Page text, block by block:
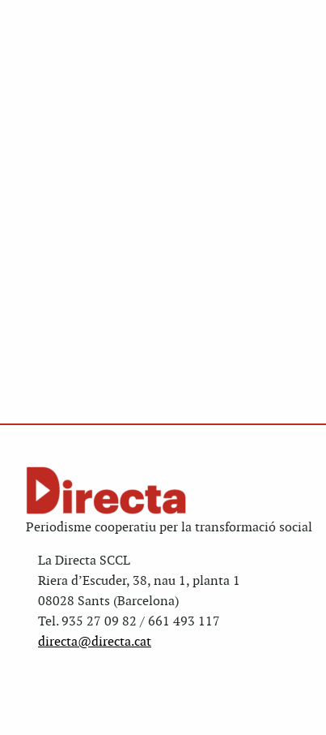
Periodisme cooperatiu per la transformació social
La Directa SCCL
Riera d’Escuder, 38, nau 1, planta 1
08028 Sants (Barcelona)
Tel. 935 27 09 82 / 661 493 117
directa@directa.cat